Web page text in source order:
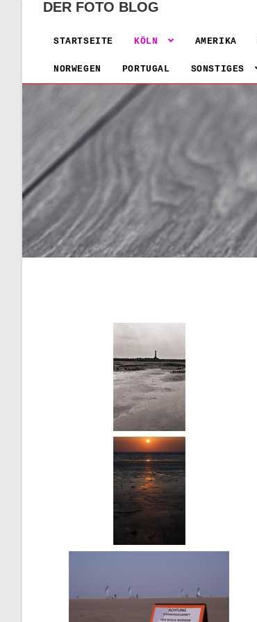
DER FOTO BLOG
STARTSEITE KÖLN AMERIKA
NORWEGEN PORTUGAL SONSTIGES